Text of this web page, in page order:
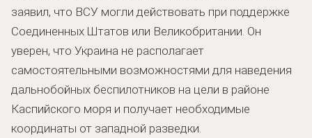
заявил, что ВСУ могли действовать при поддержке
Соединенных Штатов или Великобритании. Он
уверен, что Украина не располагает
самостоятельными возможностями для наведения
дальнобойных беспилотников на цели в районе
Каспийского моря и получает необходимые
координаты от западной разведки.